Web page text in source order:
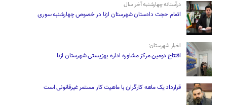
درآستانه چهارشنبه آخر سال
اتمام حجت دادستان شهرستان ازنا در خصوص چهارشنبه ‌سوری
اخبار شهرستان:
افتتاح دومین مرکز مشاوره اداره بهزیستی شهرستان ازنا
قرارداد یک ماهه کارگران با ماهیت کار مستمر غیرقانونی است